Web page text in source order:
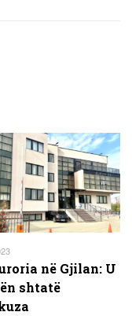
në Gjilan: U
shtatë